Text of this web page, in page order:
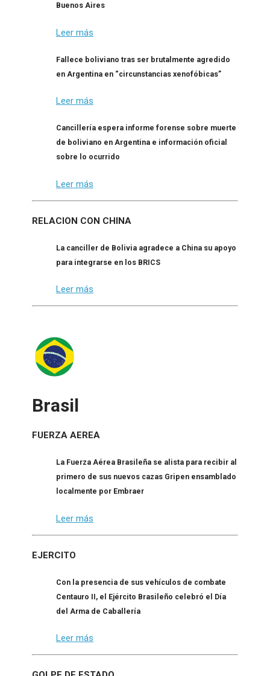
Buenos Aires
Leer más
Fallece boliviano tras ser brutalmente agredido
en Argentina en “circunstancias xenofóbicas”
Leer más
Cancillería espera informe forense sobre muerte
de boliviano en Argentina e información oficial
sobre lo ocurrido
Leer más
RELACION CON CHINA
La canciller de Bolivia agradece a China su apoyo
para integrarse en los BRICS
Leer más
Brasil
FUERZA AEREA
La Fuerza Aérea Brasileña se alista para recibir al
primero de sus nuevos cazas Gripen ensamblado
localmente por Embraer
Leer más
EJERCITO
Con la presencia de sus vehículos de combate
Centauro II, el Ejército Brasileño celebró el Día
del Arma de Caballería
Leer más